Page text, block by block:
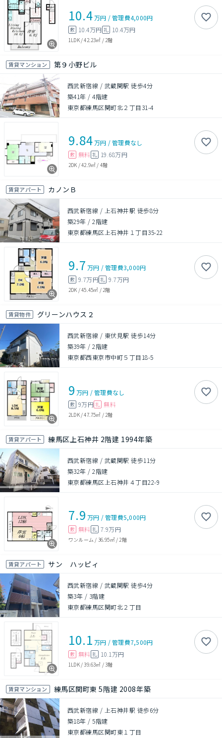
10.4万円 /管理費4,000円
敷 10.4万円 礼 10.4万円
1LDK/42.23㎡ / 2階
賃貸マンション 第９小野ビル
西武新宿線 / 武蔵関駅 徒歩4分
築41年 /4階建
東京都練馬区関町北２丁目31-4
9.84万円 /管理費なし
敷 無料 礼 19.68万円
2DK /42.9㎡ / 4階
賃貸アパート カノンＢ
西武新宿線 / 上石神井駅 徒歩8分
築29年 /2階建
東京都練馬区上石神井１丁目35-22
9.7 万円 /管理費3,000円
敷 9.7万円礼 9.7万円
2DK /45.45㎡ / 2階
賃貸物件 グリーンハウス２
西武新宿線 / 東伏見駅 徒歩14分
築39年 /2階建
東京都西東京市中町５丁目18-5
9 万円 /管理費なし
敷 9万円 礼 無料
2LDK/47.75㎡ / 2階
賃貸アパート 練馬区上石神井 2階建 1994年築
西武新宿線 / 武蔵関駅 徒歩11分
築32年 /2階建
東京都練馬区上石神井４丁目22-9
7.9 万円 /管理費5,000円
敷 無料 礼 7.9万円
ワンルーム / 36.95㎡/ 2階
賃貸アパート サン ハッピィ
西武新宿線 / 武蔵関駅 徒歩4分
築3年 / 3階建
東京都練馬区関町北２丁目
10.1 万円 /管理費7,500円
敷 無料 礼 10.1万円
1LDK/39.63㎡ /3階
賃貸マンション 練馬区関町東 5階建 2008年築
西武新宿線 / 上石神井駅 徒歩6分
築18年 /5階建
東京都練馬区関町東１丁目